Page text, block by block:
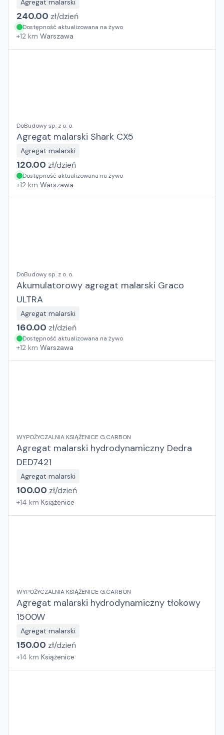
Agregat malarski
240.00 zł/dzień
Dostępność aktualizowana na żywo
+12 km Warszawa
DoBudowy sp. z o. o.
Agregat malarski Shark CX5
Agregat malarski
120.00 zł/dzień
Dostępność aktualizowana na żywo
+12 km Warszawa
DoBudowy sp. z o. o.
Akumulatorowy agregat malarski Graco
ULTRA
Agregat malarski
160.00 zł/dzień
Dostępność aktualizowana na żywo
+12 km Warszawa
WYPOŻYCZALNIA KSIĄŻENICE G.CARBON
Agregat malarski hydrodynamiczny Dedra
DED7421
Agregat malarski
100.00 zł/dzień
+14 km Książenice
WYPOŻYCZALNIA KSIĄŻENICE G.CARBON
Agregat malarski hydrodynamiczny tłokowy
1500W
Agregat malarski
150.00 zł/dzień
+14 km Książenice